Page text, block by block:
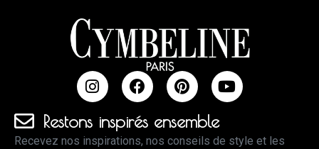
Restons inspirés ensemble
Recevez nos inspirations, nos conseils de style et les